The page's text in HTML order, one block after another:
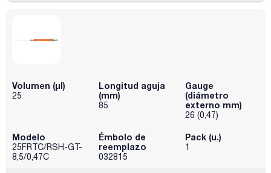
Volumen (µl)
25
Longitud aguja
(mm)
85
Gauge
(diámetro
externo mm)
26 (0,47)
Modelo
25FRTC/RSH-GT-
8,5/0,47C
Émbolo de
reemplazo
032815
Pack (u.)
1